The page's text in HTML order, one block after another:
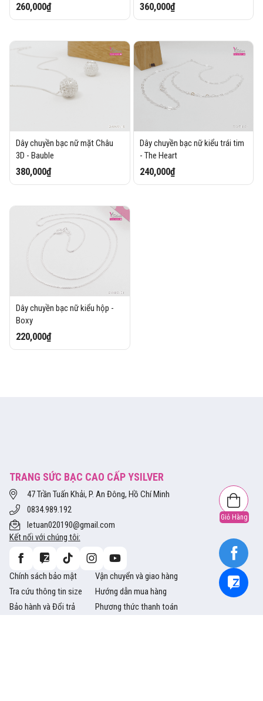
Giỏ Hàng
260,000₫ 360,000₫
Dây chuyền bạc nữ mặt Châu
3D - Bauble
380,000₫
Dây chuyền bạc nữ kiểu trái tim
- The Heart
240,000₫
Dây chuyền bạc nữ kiểu hộp -
Boxy
220,000₫
TRANG SỨC BẠC CAO CẤP YSILVER
47 Trần Tuấn Khải, P. An Đông, Hồ Chí Minh
0834.989.192
letuan020190@gmail.com
Kết nối với chúng tôi:
Chính sách bảo mật
Vận chuyển và giao hàng
Tra cứu thông tin size
Hướng dẫn mua hàng
Bảo hành và Đổi trả
Phương thức thanh toán